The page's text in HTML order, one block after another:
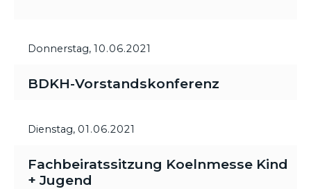
Donnerstag, 10.06.2021
BDKH-Vorstandskonferenz
Dienstag, 01.06.2021
Fachbeiratssitzung Koelnmesse Kind
+ Jugend